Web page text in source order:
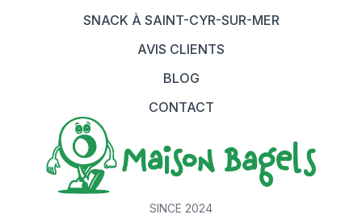
SNACK À SAINT-CYR-SUR-MER
AVIS CLIENTS
BLOG
CONTACT
SINCE 2024